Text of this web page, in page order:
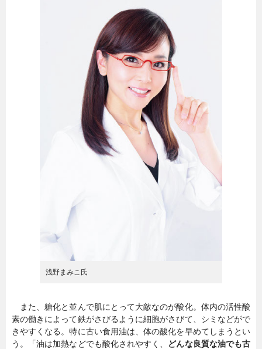
浅野まみこ氏
また、糖化と並んで肌にとって大敵なのが酸化。体内の活性酸
素の働きによって鉄がさびるように細胞がさびて、シミなどがで
きやすくなる。特に古い食用油は、体の酸化を早めてしまうとい
う。「油は加熱などでも酸化されやすく、
どんな良質な油でも古